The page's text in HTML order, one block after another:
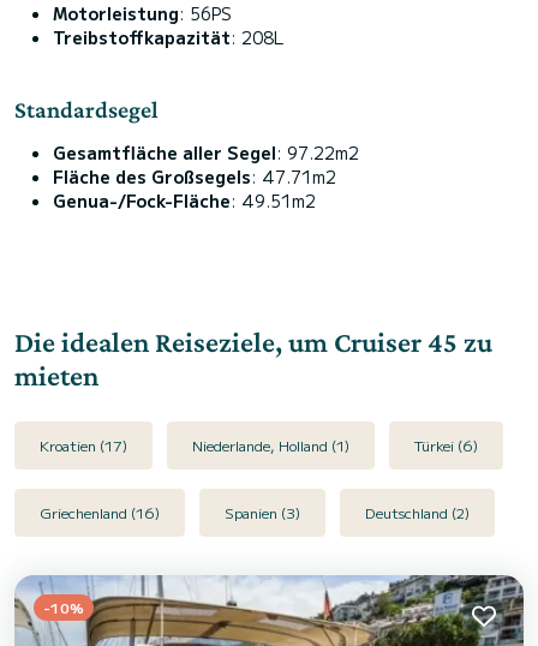
Motorleistung: 56PS
Treibstoffkapazität: 208L
Standardsegel
Gesamtfläche aller Segel: 97.22m2
Fläche des Großsegels: 47.71m2
Genua-/Fock-Fläche: 49.51m2
Die idealen Reiseziele, um Cruiser 45 zu
mieten
Kroatien (17) Niederlande, Holland (1) Türkei (6)
Griechenland (16) Spanien (3) Deutschland (2)
-10%